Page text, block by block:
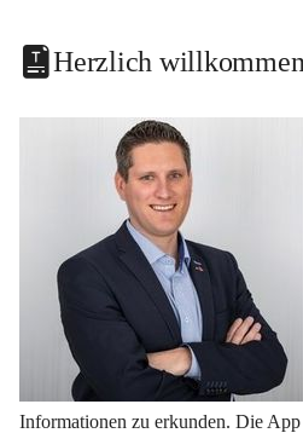
Herzlich willkommen
Informationen zu erkunden. Die